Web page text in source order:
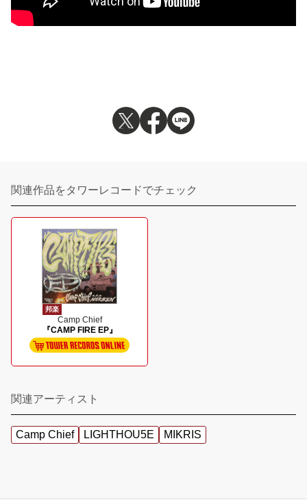
関連作品をタワーレコードでチェック
邦楽
Camp Chief
『CAMP FIRE EP』
関連アーティスト
Camp Chief LIGHTHOU5E MIKRIS